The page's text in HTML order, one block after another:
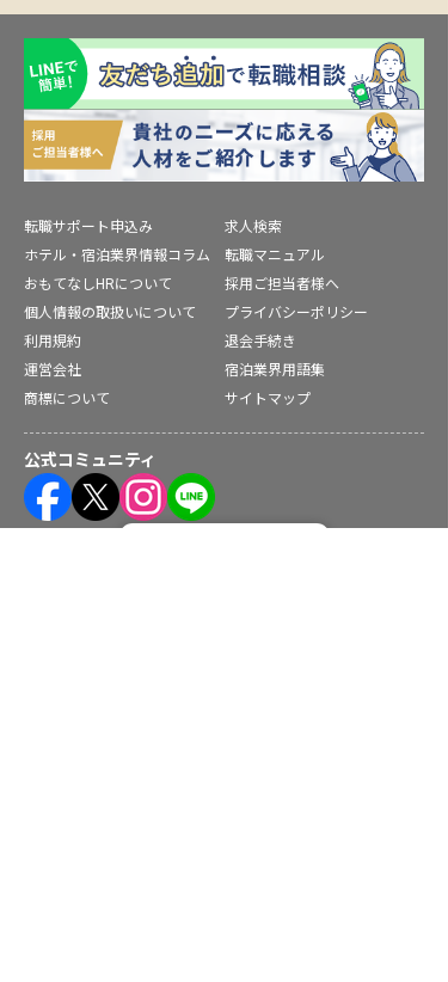
転職サポート申込み
求人検索
ホテル・宿泊業界情報コラム
転職マニュアル
おもてなしHRについて
採用ご担当者様へ
個人情報の取扱いについて
プライバシーポリシー
利用規約
退会手続き
運営会社
宿泊業界用語集
商標について
サイトマップ
公式コミュニティ